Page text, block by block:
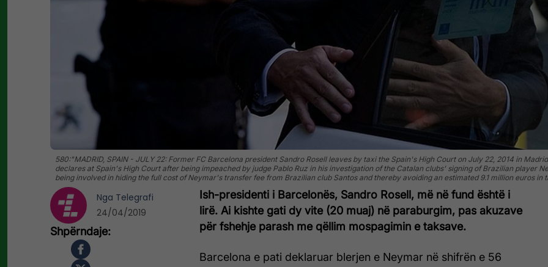
580:"MADRID, SPAIN - JULY 22: Former FC Barcelona president Sandro Rosell leaves by taxi the Spain's High Court on July 22, 2014 in
declares at Spain's High Court after being impeached by judge Pablo Ruz in his investigation of the Catalan clubs' signing of Brazilian player
being involved in hiding the full cost of Neymar's transfer fee from Brazilian club Santos and thereby avoiding an estimated 9.1 million euros
Ish-presidenti i Barcelonës, Sandro Rosell, më në fund është i
lirë. Ai kishte gati dy vite (20 muaj) në paraburgim, pas akuzave
për fshehje parash me qëllim mospagimin e taksave.
Barcelona e pati deklaruar blerjen e Neymar në shifrën e 56
Nga Telegrafi
24/04/2019